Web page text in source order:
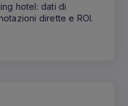
hotel: dati di
dirette e ROI.